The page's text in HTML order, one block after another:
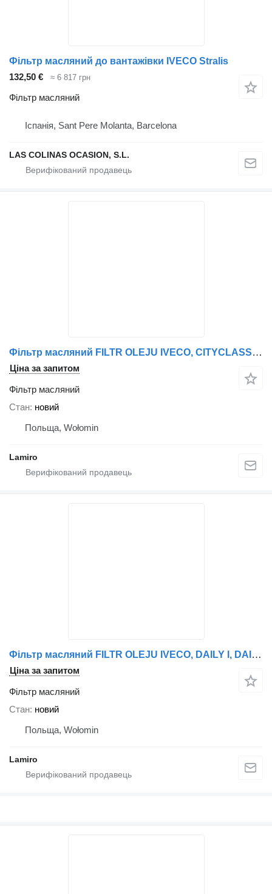
Фільтр масляний до вантажівки IVECO Stralis
132,50 €
≈ 6 817 грн
Фільтр масляний
Іспанія, Sant Pere Molanta, Barcelona
LAS COLINAS OCASION, S.L.
Фільтр масляний FILTR OLEJU IVECO, CITYCLASS, EUROSTAR, EUROTECH, EUROTRAKKER, S до автобуса IVECO CITYCLASS, EUROSTAR, EUROTECH, EUROTRAKKER
Ціна за запитом
Фільтр масляний
Стан новий
Польща, Wołomin
Lamiro
Фільтр масляний FILTR OLEJU IVECO, DAILY I, DAILY II, DAILY III, EUROCARGO, EURO до вантажівки IVECO DAILY I, DAILY II, DAILY III, EUROCARGO, EURO
Ціна за запитом
Фільтр масляний
Стан новий
Польща, Wołomin
Lamiro